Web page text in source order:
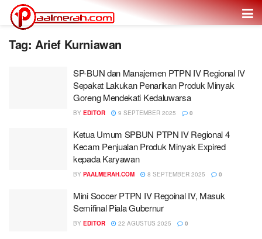
Tag: Arief Kurniawan
SP-BUN dan Manajemen PTPN IV Regional IV
Sepakat Lakukan Penarikan Produk Minyak
Goreng Mendekati Kedaluwarsa
BY EDITOR 9 SEPTEMBER 2025 0
Ketua Umum SPBUN PTPN IV Regional 4
Kecam Penjualan Produk Minyak Expired
kepada Karyawan
BY PAALMERAH.COM 8 SEPTEMBER 2025 0
Mini Soccer PTPN IV Regoinal IV, Masuk
Semifinal Piala Gubernur
BY EDITOR 22 AGUSTUS 2025 0